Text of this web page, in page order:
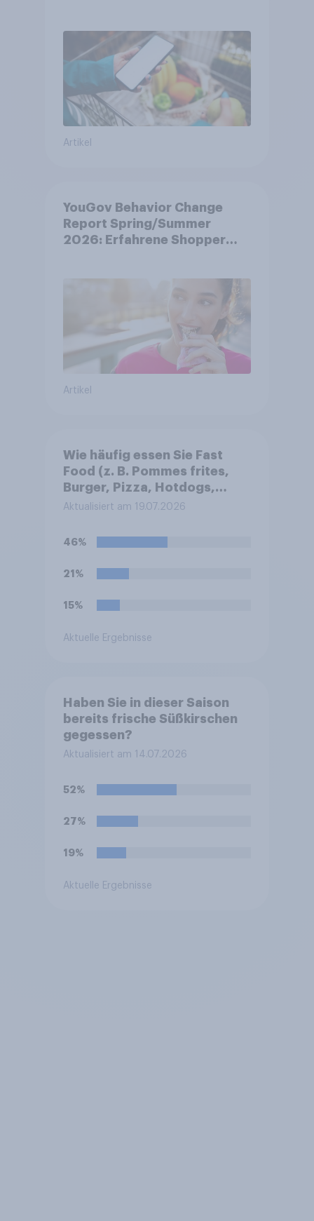
Artikel
YouGov Behavior Change
Report Spring/Summer
2026: Erfahrene Shopper
Artikel
Wie häufig essen Sie Fast
Food (z. B. Pommes frites,
Burger, Pizza, Hotdogs,
Chicken Nuggets oder
Aktualisiert am 19.07.2026
46%
21%
15%
Aktuelle Ergebnisse
Haben Sie in dieser Saison
bereits frische Süßkirschen
gegessen?
Aktualisiert am 14.07.2026
52%
27%
19%
Aktuelle Ergebnisse